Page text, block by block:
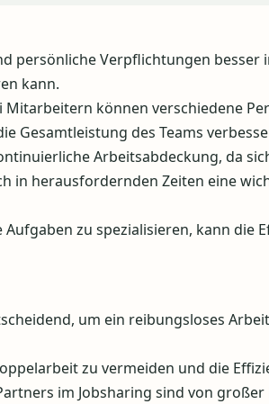
persönliche Verpflichtungen besser
kann.
können verschiedene
Gesamtleistung des Teams
Arbeitsabdeckung, da
in herausfordernden Zeiten eine
zu spezialisieren, kann die
um ein reibungsloses
zu vermeiden und die
im Jobsharing sind von